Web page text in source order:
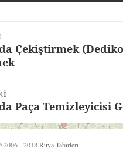
Çekiştirmek
Paça Temizleyicisi
2006 - 2018Rüya Tabirleri